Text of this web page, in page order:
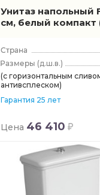
Унитаз напольный
см, белый компакт
(д.ш.в.)
(с горизонтальным
антивсплеском)
Гарантия 25 лет
Цена 46 410